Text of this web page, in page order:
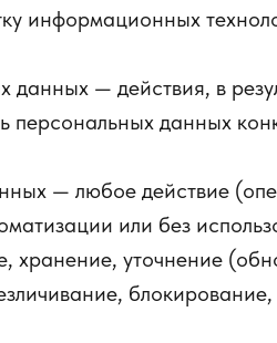
информационных
данных — действия, в
данных
— любое действие
или без
хранение, уточнение